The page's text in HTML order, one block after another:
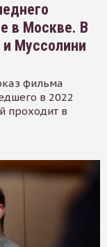
в Москве. В
Муссолини
фильма
в 2022
проходит в